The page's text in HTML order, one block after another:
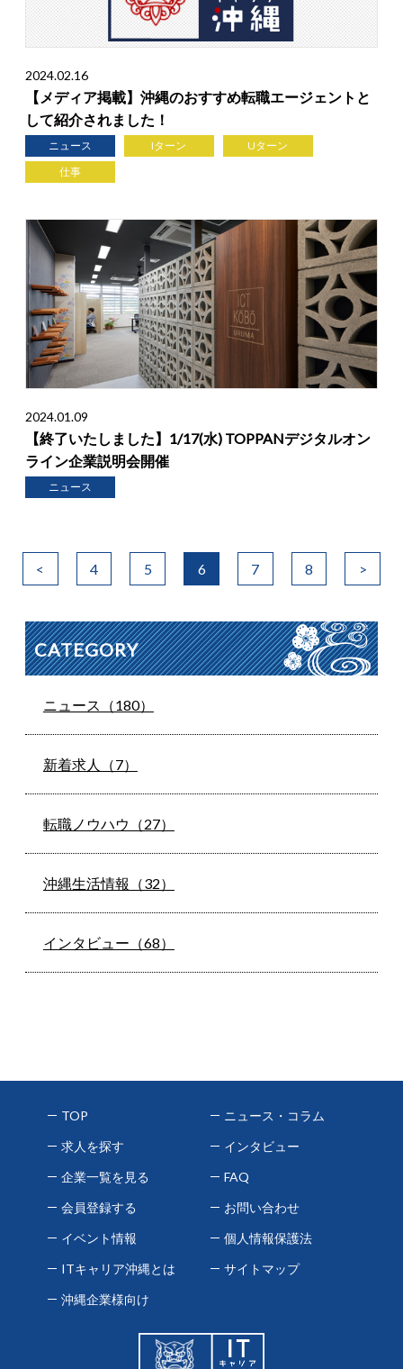
2024.02.16
【メディア掲載】沖縄のおすすめ転職エージェントと
して紹介されました！
ニュース Iターン
Uターン
仕事
2024.01.09
【終了いたしました】1/17(水) TOPPANデジタルオン
ライン企業説明会開催
ニュース
< 4 5 6 7 8 >
CATEGORY
ニュース（180）
新着求人（7）
転職ノウハウ（27）
沖縄生活情報（32）
インタビュー（68）
TOP
求人を探す
企業一覧を見る
会員登録する
イベント情報
ITキャリア沖縄とは
沖縄企業様向け
ニュース・コラム
インタビュー
FAQ
お問い合わせ
個人情報保護法
サイトマップ